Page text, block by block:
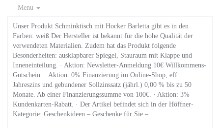
Menu
Unser Produkt Schminktisch mit Hocker Barletta gibt es in den
Farben: weiß Der Hersteller ist bekannt für die hohe Qualität der
verwendeten Materialien. Zudem hat das Produkt folgende
Besonderheiten: ausklapbarer Spiegel, Stauraum mit Klappe und
Inneneinteilung. · Aktion: Newsletter-Anmeldung 10€ Willkommens-
Gutschein. · Aktion: 0% Finanzierung im Online-Shop, eff.
Jahreszins und gebundener Sollzinssatz (jährl.) 0,00 % bis zu 50
Monate. Ab einer Finanzierungssumme von 100€. · Aktion: 3%
Kundenkarten-Rabatt. · Der Artikel befindet sich in der Höffner-
Kategorie: Geschenkideen – Geschenke für Sie – .